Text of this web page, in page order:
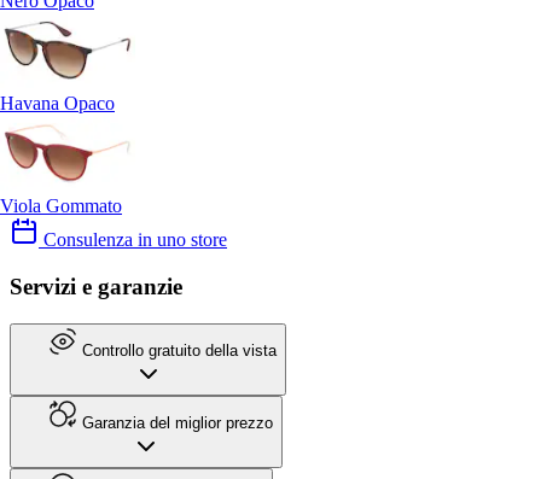
Havana Opaco
Viola Gommato
Consulenza in uno store
Servizi e garanzie
Controllo gratuito della vista
Garanzia del miglior prezzo